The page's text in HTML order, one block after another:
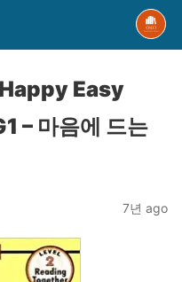
Easy
– 마음에 드는
7년 ago